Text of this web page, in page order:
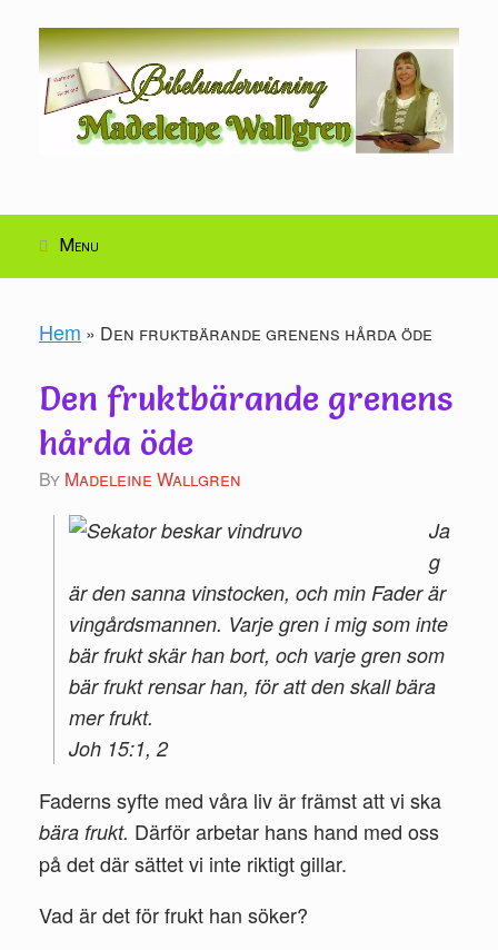
content
Menu
Hem » Den fruktbärande grenens hårda öde
Den fruktbärande grenens
hårda öde
by Madeleine Wallgren
Ja
g
är den sanna vinstocken, och min Fader är
vingårdsmannen. Varje gren i mig som inte
bär frukt skär han bort, och varje gren som
bär frukt rensar han, för att den skall bära
mer frukt.
Joh 15:1, 2
Faderns syfte med våra liv är främst att vi ska
bära frukt. Därför arbetar hans hand med oss
på det där sättet vi inte riktigt gillar.
Vad är det för frukt han söker?